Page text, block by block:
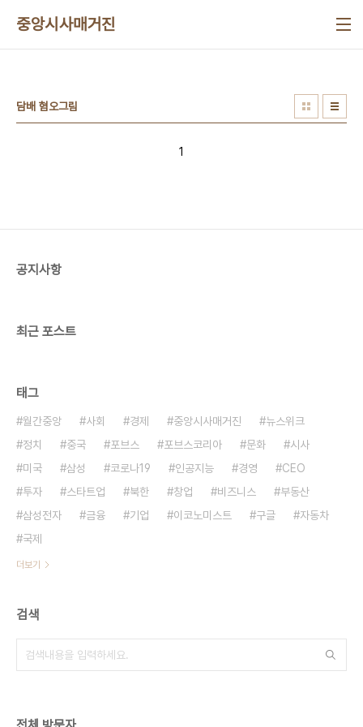
중앙시사매거진
담배 혐오그림
1
공지사항
최근 포스트
태그
월간중앙 사회 경제 중앙시사매거진
뉴스위크
정치
중국 포브스 포브스코리아 문화
시사
미국
삼성 코로나19 인공지능 경영
CEO
투자
스타트업 북한 창업 비즈니스
부동산
삼성전자
금융 기업 이코노미스트 구글
자동차
국제
더보기
검색